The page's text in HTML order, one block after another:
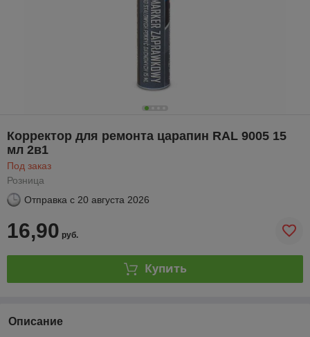
Корректор для ремонта царапин RAL 9005 15
мл 2в1
Под заказ
Розница
Отправка с 20 августа 2026
16,90 руб.
Купить
Описание